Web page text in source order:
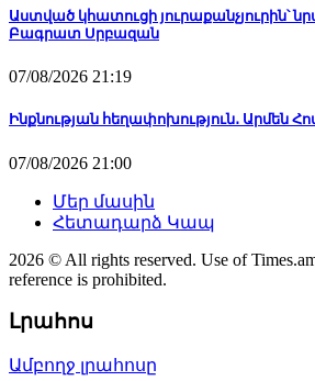
Աստված կհատուցի յուրաքանչյուրին՝
Բագրատ Սրբազան
07/08/2026 21:19
Ինքնության հեղափոխություն․ Արմեն
07/08/2026 21:00
Մեր մասին
Հետադարձ Կապ
2026 © All rights reserved. Use of
reference is prohibited.
Լրահոս
Ամբողջ լրահոսը